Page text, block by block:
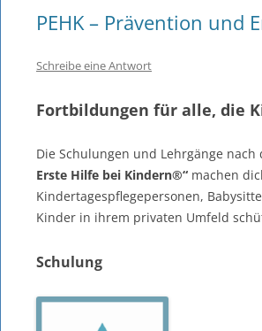
PEHK – Prävention und
Schreibe eine Antwort
Fortbildungen für alle, die
Die Schulungen und Lehrgänge
Erste Hilfe bei Kindern®“ machen
Kindertagespflegepersonen,
Kinder in ihrem privaten Umfeld
Schulung